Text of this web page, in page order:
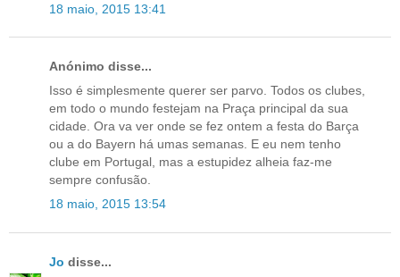
18 maio, 2015 13:41
Anónimo disse...
Isso é simplesmente querer ser parvo. Todos os clubes,
em todo o mundo festejam na Praça principal da sua
cidade. Ora va ver onde se fez ontem a festa do Barça
ou a do Bayern há umas semanas. E eu nem tenho
clube em Portugal, mas a estupidez alheia faz-me
sempre confusão.
18 maio, 2015 13:54
Jo disse...